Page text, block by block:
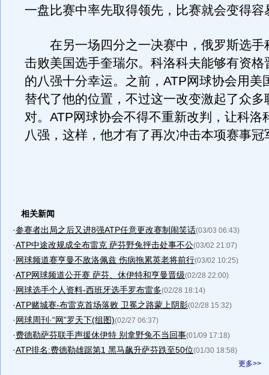
一盘比赛中率先取得领先，比赛就会变得容
在另一场四分之一决赛中，俄罗斯选手
击败美国选手奎瑞尔。科洛科夫能够有资格
的八强十分幸运。之前，ATP网球协会用美
替代了他的位置，不过这一改变激起了众多
对。ATP网球协会不得不重新改判，让科洛
八强，这样，他才有了再次冲击本项赛事冠
相关新闻
·参赛者出局之后又进8强ATP任意更改赛制闹笑话(03/03 06:43)
·ATP中途改规成全布雷克 萨芬野兔抨击处事不公(03/02 21:07)
·网球频道赛亨曼不敌洛佩兹 伤病拖累英老将前行(03/02 10:25)
·ATP网球频道公开赛 萨芬、休伊特和亨曼晋级(02/28 22:00)
·网球选手个人资料-西班牙选手罗布雷多(02/28 18:14)
·ATP赌城赛-布雷克首场落败 卫冕之路蒙上阴影(02/28 15:32)
·网球周刊·“网”罗天下(组图)(02/27 06:37)
·费德勒萨芬联手声援休伊特 别拿野兔不当回事(01/09 17:18)
·ATP排名:费德勒雄踞第1 黑马飙升萨芬跌至50位(01/30 18:58)
更多>>